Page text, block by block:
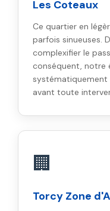
Les Coteaux
Ce quartier en
parfois sinueuses.
complexifier le
conséquent, notre
systématiquement
avant toute
🏢
Torcy Zone